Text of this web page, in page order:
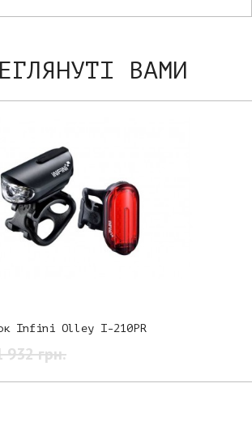
ВАМИ
Infini Olley I-210PR
932 грн.